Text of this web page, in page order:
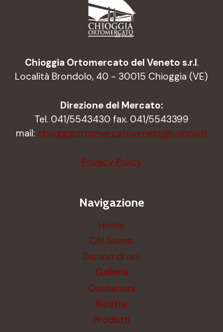
Chioggia Ortomercato del Veneto s.r.l.
Località Brondolo, 40 - 30015 Chioggia (VE)
Direzione del Mercato:
Tel. 041/5543430 fax. 041/5543399
mail: chioggiaortomercatoveneto@yahoo.it
Privacy Policy
Navigazione
Home
Chi Siamo
Dicono di noi
Galleria
Quotazioni
Ricette
Prodotti